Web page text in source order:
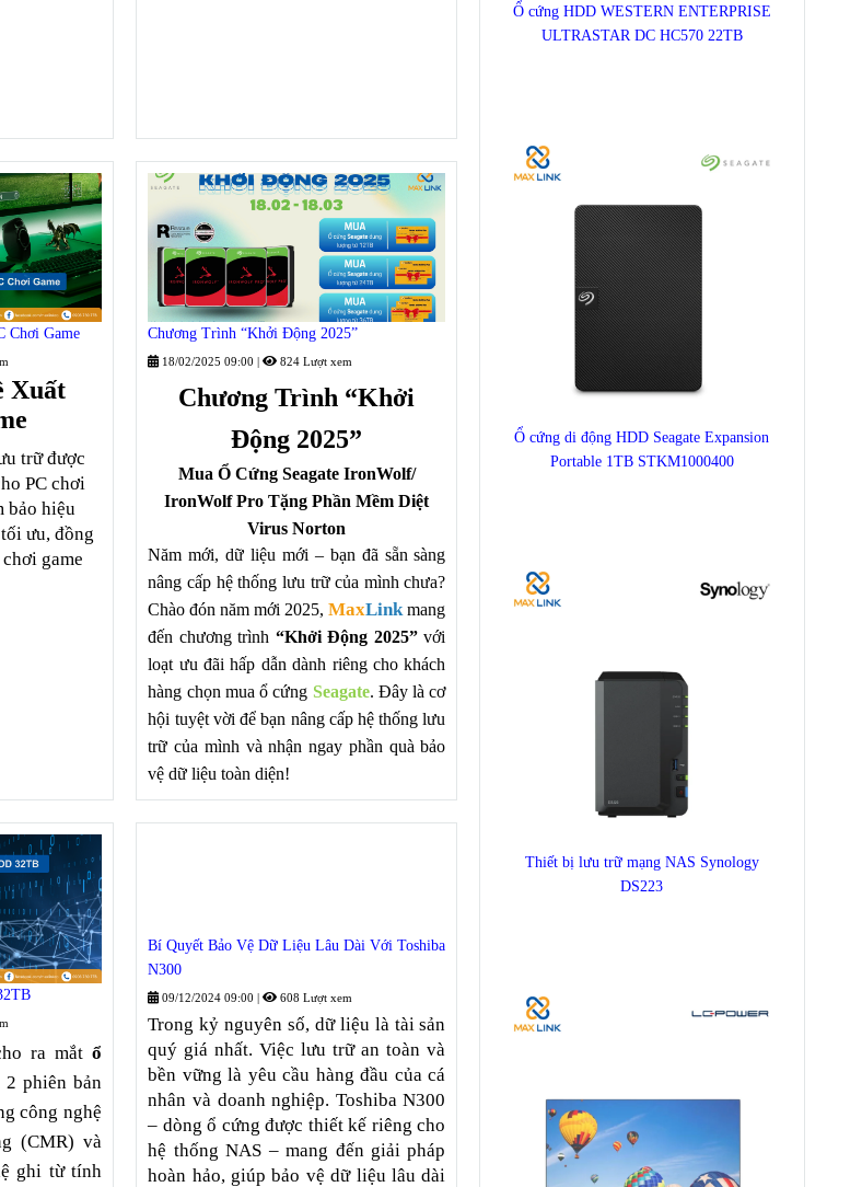
Chơi Game
Xuất
trữ được
PC chơi
bảo hiệu
ưu, đồng
game
Chương Trình “Khởi Động 2025”
18/02/2025 09:00| 824 Lượt xem
Chương Trình “Khởi
Động 2025”
Mua Ổ Cứng Seagate IronWolf/
IronWolf Pro Tặng Phần Mềm Diệt
Virus Norton
Năm mới, dữ liệu mới – bạn đã sẵn sàng
nâng cấp hệ thống lưu trữ của mình chưa?
Chào đón năm mới 2025,MaxLink mang
đến chương trình “Khởi Động 2025”với
loạt ưu đãi hấp dẫn dành riêng cho khách
hàng chọn mua ổ cứng Seagate. Đây là cơ
hội tuyệt vời để bạn nâng cấp hệ thống lưu
trữ của mình và nhận ngay phần quà bảo
vệ dữ liệu toàn diện!
ra mắtổ
phiên bản
công nghệ
(CMR) và
ghi từ tính
Bí Quyết Bảo Vệ Dữ Liệu Lâu Dài Với Toshiba
N300
09/12/2024 09:00| 608 Lượt xem
Trong kỷ nguyên số, dữ liệu là tài sản
quý giá nhất. Việc lưu trữ an toàn và
bền vững là yêu cầu hàng đầu của cá
nhân và doanh nghiệp. Toshiba N300
– dòng ổ cứng được thiết kế riêng cho
hệ thống NAS – mang đến giải pháp
hoàn hảo, giúp bảo vệ dữ liệu lâu dài
Ổ cứng HDD WESTERN ENTERPRISE
ULTRASTAR DC HC570 22TB
Ổ cứng di động HDD Seagate Expansion
Portable 1TB STKM1000400
Thiết bị lưu trữ mạng NAS Synology
DS223